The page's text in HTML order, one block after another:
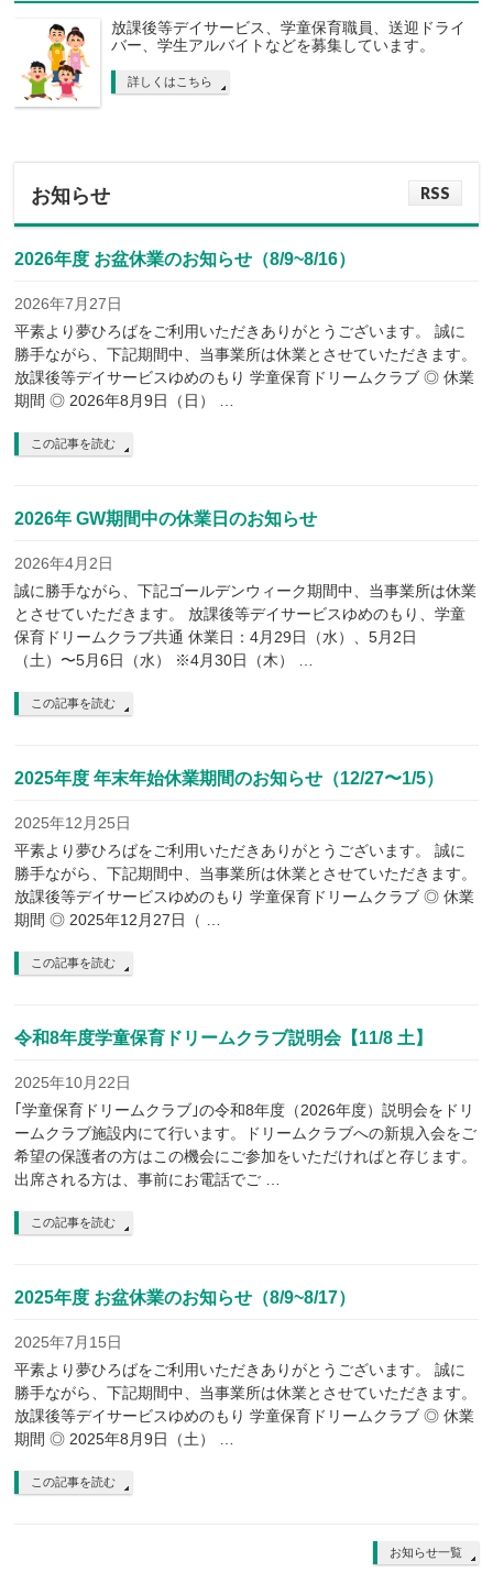
放課後等デイサービス、学童保育職員、送迎ドライ
バー、学生アルバイトなどを募集しています。
詳しくはこちら
お知らせ RSS
2026年度 お盆休業のお知らせ（8/9~8/16）
2026年7月27日
平素より夢ひろばをご利用いただきありがとうございます。 誠に
勝手ながら、下記期間中、当事業所は休業とさせていただきます。
放課後等デイサービスゆめのもり 学童保育ドリームクラブ ◎ 休業
期間 ◎ 2026年8月9日（日） …
この記事を読む
2026年 GW期間中の休業日のお知らせ
2026年4月2日
誠に勝手ながら、下記ゴールデンウィーク期間中、当事業所は休業
とさせていただきます。 放課後等デイサービスゆめのもり、学童
保育ドリームクラブ共通 休業日：4月29日（水）、5月2日
（土）〜5月6日（水） ※4月30日（木） …
この記事を読む
2025年度 年末年始休業期間のお知らせ（12/27〜1/5）
2025年12月25日
平素より夢ひろばをご利用いただきありがとうございます。 誠に
勝手ながら、下記期間中、当事業所は休業とさせていただきます。
放課後等デイサービスゆめのもり 学童保育ドリームクラブ ◎ 休業
期間 ◎ 2025年12月27日（ …
この記事を読む
令和8年度学童保育ドリームクラブ説明会【11/8 土】
2025年10月22日
｢学童保育ドリームクラブ｣の令和8年度（2026年度）説明会をドリ
ームクラブ施設内にて行います。ドリームクラブへの新規入会をご
希望の保護者の方はこの機会にご参加をいただければと存じます。
出席される方は、事前にお電話でご …
この記事を読む
2025年度 お盆休業のお知らせ（8/9~8/17）
2025年7月15日
平素より夢ひろばをご利用いただきありがとうございます。 誠に
勝手ながら、下記期間中、当事業所は休業とさせていただきます。
放課後等デイサービスゆめのもり 学童保育ドリームクラブ ◎ 休業
期間 ◎ 2025年8月9日（土） …
この記事を読む
お知らせ一覧